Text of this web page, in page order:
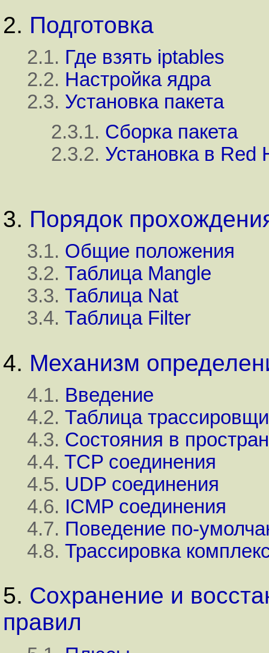
2. Подготовка
2.1. Где взять iptables
2.2. Настройка ядра
2.3. Установка пакета
2.3.1. Сборка пакета
2.3.2. Установка в Red
3. Порядок
3.1. Общие положения
3.2. Таблица Mangle
3.3. Таблица Nat
3.4. Таблица Filter
4. Механизм
4.1. Введение
4.2. Таблица
4.3. Состояния в
4.4. TCP соединения
4.5. UDP соединения
4.6. ICMP соединения
4.7. Поведение по-
4.8. Трассировка
5. Сохранение и
правил